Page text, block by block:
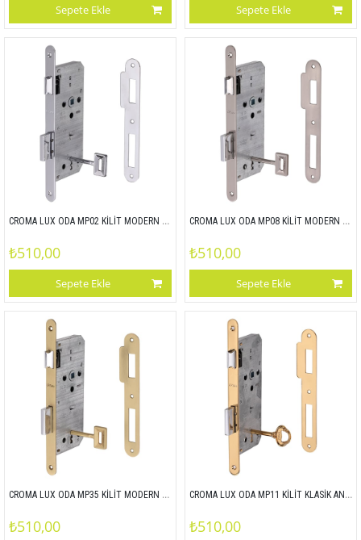
Sepete Ekle Sepete Ekle
CROMA LUX ODA MP02 KİLİT MODERN ANAHTARLI OVAL 18MM 45x90
₺510,00
Sepete Ekle
CROMA LUX ODA MP08 KİLİT MODERN ANAHTARLI OVAL 18MM 45x90
₺510,00
Sepete Ekle
CROMA LUX ODA MP35 KİLİT MODERN ANAHTARLI OVAL 18MM 45x90
₺510,00
CROMA LUX ODA MP11 KİLİT KLASİK ANAHTARLI ODA OVAL 18MM 45x90
₺510,00